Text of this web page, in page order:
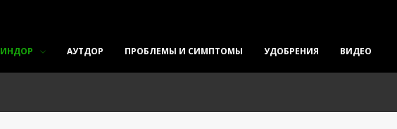
ИНДОР АУТДОР ПРОБЛЕМЫ И СИМПТОМЫ УДОБРЕНИЯ ВИДЕО